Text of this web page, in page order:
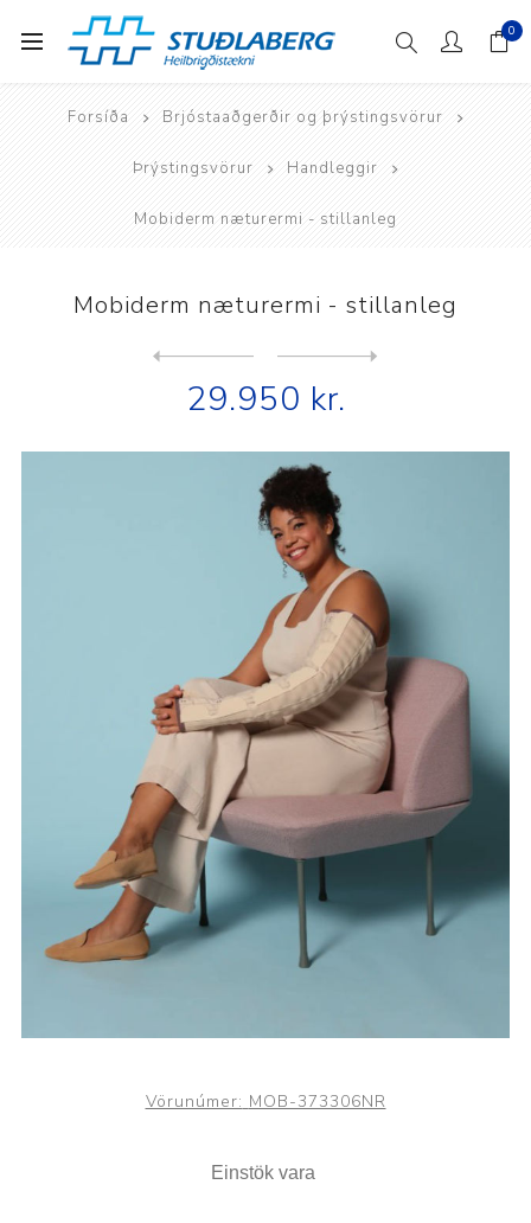
0
Forsíða Brjóstaaðgerðir og þrýstingsvörur
Þrýstingsvörur Handleggir
Mobiderm næturermi - stillanleg
Mobiderm næturermi - stillanleg
29.950 kr.
Vörunúmer: MOB-373306NR
Einstök vara